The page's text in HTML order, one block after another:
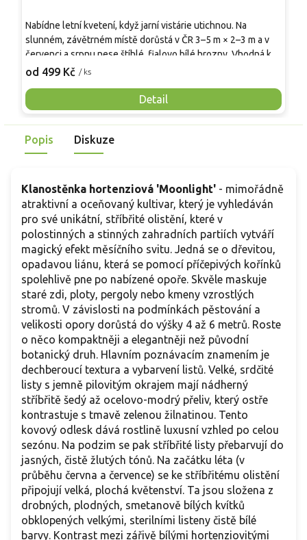
od 499 Kč / ks
Detail
Nabídne letní kvetení, když jarní vistárie utichnou. Na
slunném, závětrném místě dorůstá v ČR 3–5 m × 2–3 m a v
červenci a srpnu nese štíhlé, fialovo bílé hrozny. Vhodná k
pergolám, na teplé zdi i do prostorných nádob, kde se dobře
zimu chrání, vyzrálé dřevo krátce snese −8 až −10 °C. Ve
srovnání s běžnou vistárií roste klidněji a lépe se udržuje v
menších zahradách. Květy přitahují včely a čmeláky.
Popis Diskuze
Klanostěnka hortenziová 'Moonlight' - mimořádně
atraktivní a oceňovaný kultivar, který je vyhledáván
pro své unikátní, stříbřité olistění, které v
polostinných a stinných zahradních partiích vytváří
magický efekt měsíčního svitu. Jedná se o dřevitou,
opadavou liánu, která se pomocí příčepivých kořínků
spolehlivě pne po nabízené opoře. Skvěle maskuje
staré zdi, ploty, pergoly nebo kmeny vzrostlých
stromů. V závislosti na podmínkách pěstování a
velikosti opory dorůstá do výšky 4 až 6 metrů. Roste
o něco kompaktněji a elegantněji než původní
botanický druh. Hlavním poznávacím znamením je
dechberoucí textura a vybarvení listů. Velké, srdčité
listy s jemně pilovitým okrajem mají nádherný
stříbřitě šedý až ocelovo-modrý přeliv, který ostře
kontrastuje s tmavě zelenou žilnatinou. Tento
kovový odlesk dává rostlině luxusní vzhled po celou
sezónu. Na podzim se pak stříbřité listy přebarvují do
jasných, čistě žlutých tónů. Na začátku léta (v
průběhu června a července) se ke stříbřitému olistění
připojují velká, plochá květenství. Ta jsou složena z
drobných, plodných, smetanově bílých kvítků
obklopených velkými, sterilními listeny čistě bílé
barvy. Kontrast mezi zářivě bílými hortenziovitými